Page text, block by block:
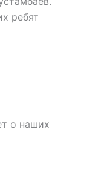
ребят
о наших